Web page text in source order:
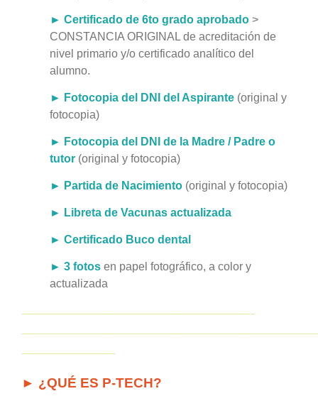
► Certificado de 6to grado aprobado >
CONSTANCIA ORIGINAL de acreditación de
nivel primario y/o certificado analítico del
alumno.
► Fotocopia del DNI del Aspirante (original y
fotocopia)
► Fotocopia del DNI de la Madre / Padre o
tutor (original y fotocopia)
► Partida de Nacimiento (original y fotocopia)
► Libreta de Vacunas actualizada
► Certificado Buco dental
► 3 fotos en papel fotográfico, a color y
actualizada
—————————————————-
———————
► ¿QUÉ ES P-TECH?